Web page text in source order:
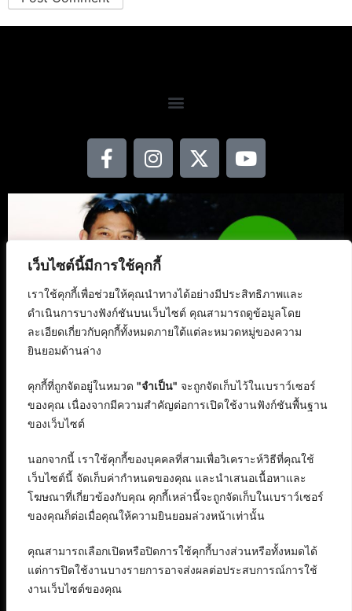
เว็บไซต์นี้มีการใช้คุกกี้
เราใช้คุกกี้เพื่อช่วยให้คุณนำทางได้อย่างมีประสิทธิภาพและ
ดำเนินการบางฟังก์ชันบนเว็บไซต์ คุณสามารถดูข้อมูลโดย
ละเอียดเกี่ยวกับคุกกี้ทั้งหมดภายใต้แต่ละหมวดหมู่ของความ
ยินยอมด้านล่าง
คุกกี้ที่ถูกจัดอยู่ในหมวด "จำเป็น" จะถูกจัดเก็บไว้ในเบราว์เซอร์
ของคุณ เนื่องจากมีความสำคัญต่อการเปิดใช้งานฟังก์ชันพื้นฐาน
ของเว็บไซต์
นอกจากนี้ เราใช้คุกกี้ของบุคคลที่สามเพื่อวิเคราะห์วิธีที่คุณใช้
เว็บไซต์นี้ จัดเก็บค่ากำหนดของคุณ และนำเสนอเนื้อหาและ
โฆษณาที่เกี่ยวข้องกับคุณ คุกกี้เหล่านี้จะถูกจัดเก็บในเบราว์เซอร์
ของคุณก็ต่อเมื่อคุณให้ความยินยอมล่วงหน้าเท่านั้น
คุณสามารถเลือกเปิดหรือปิดการใช้คุกกี้บางส่วนหรือทั้งหมดได้
แต่การปิดใช้งานบางรายการอาจส่งผลต่อประสบการณ์การใช้
งานเว็บไซต์ของคุณ
สงวนลิขสิทธิ์ © 2568 : บริษัท อิทธิภัทร เอเจนซี่ จำกัด